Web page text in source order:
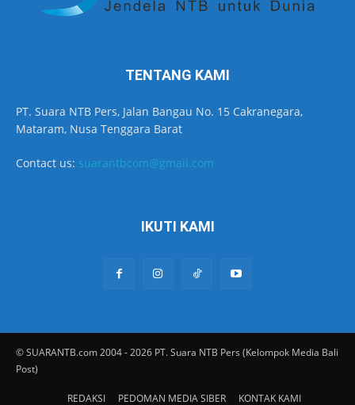
TENTANG KAMI
PT. Suara NTB Pers, Jalan Bangau No. 15 Cakranegara,
Mataram, Nusa Tenggara Barat
Contact us: suarantbcom@gmail.com
IKUTI KAMI
© SUARANTB.com 2004 - 2026 PT. Suara NTB Pers (Kelompok Media Bali
Post)
REDAKSI PEDOMAN MEDIA SIBER KONTAK KAMI